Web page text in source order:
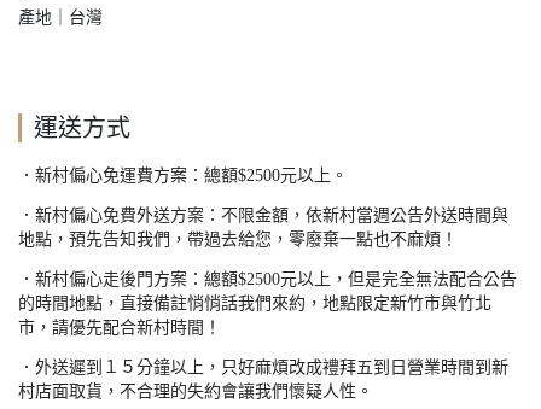
產地｜台灣
運送方式
．新村偏心免運費方案：總額$2500元以上。
．新村偏心免費外送方案：不限金額，依新村當週公告外送時間與
地點，預先告知我們，帶過去給您，零廢棄一點也不麻煩！
．新村偏心走後門方案：總額$2500元以上，但是完全無法配合公告
的時間地點，直接備註悄悄話我們來約，地點限定新竹市與竹北
市，請優先配合新村時間！
．外送遲到１５分鐘以上，只好麻煩改成禮拜五到日營業時間到新
村店面取貨，不合理的失約會讓我們懷疑人性。